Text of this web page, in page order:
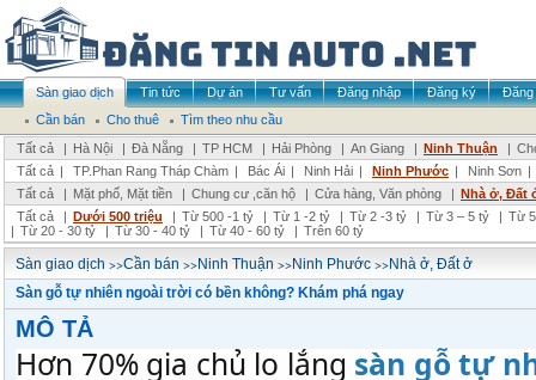
Sàn giao dịch Tin tức Dự án Tư vấn Đăng nhập Đăng ký
Đăng
Cần bán
Cho thuê
Tìm theo nhu cầu
Tất cả
| Hà Nội | Đà Nẵng | TP HCM | Hải Phòng | An Giang | Ninh Thuận |
Tất cả | TP.Phan Rang Tháp Chàm | Bác Ái | Ninh Hải | Ninh Phước | Ninh Sơn |
Tất cả
| Mặt phố, Mặt tiền | Chung cư ,căn hộ | Cửa hàng, Văn phòng | Nhà ở, Đất
Tất cả
| Dưới 500 triệu | Từ 500 -1 tỷ | Từ 1 -2 tỷ | Từ 2 -3 tỷ | Từ 3 – 5 tỷ | Từ
| Từ 20 - 30 tỷ | Từ 30 - 40 tỷ | Từ 40 - 60 tỷ | Trên 60 tỷ
Sàn giao dịch >>Cần bán >>Ninh Thuận >>Ninh Phước >>Nhà ở, Đất ở
Sàn gỗ tự nhiên ngoài trời có bền không? Khám phá ngay
MÔ TẢ
Hơn 70% gia chủ lo lắng sàn gỗ tự